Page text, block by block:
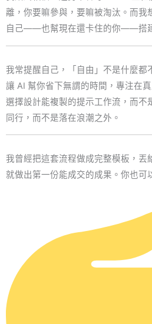
離，你要嘛參與，要嘛被淘汰。而我
自己——也幫現在還卡住的你——搭
我常提醒自己，「自由」不是什麼都
讓 AI 幫你省下無謂的時間，專注在
選擇設計能複製的提示工作流，而不
同行，而不是落在浪潮之外。
我曾經把這套流程做成完整模板，丟
就做出第一份能成交的成果。你也可